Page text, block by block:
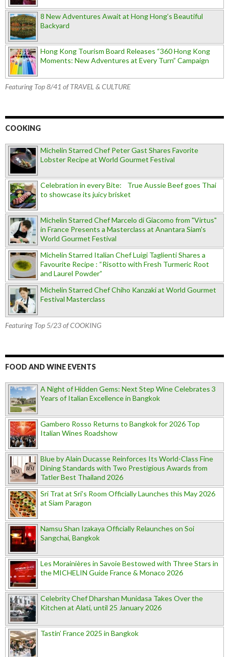
8 New Adventures Await at Hong Hong’s Beautiful
Backyard
Hong Kong Tourism Board Releases “360 Hong Kong
Moments: New Adventures at Every Turn” Campaign
Featuring Top 8/41 of TRAVEL & CULTURE
COOKING
Michelin Starred Chef Peter Gast Shares Favorite
Lobster Recipe at World Gourmet Festival
Celebration in every Bite: True Aussie Beef goes Thai
to showcase its juicy brisket
Michelin Starred Chef Marcelo di Giacomo from "Virtus"
in France Presents a Masterclass at Anantara Siam's
World Gourmet Festival
Michelin Starred Italian Chef Luigi Taglienti Shares a
Favourite Recipe : “Risotto with Fresh Turmeric Root
and Laurel Powder”
Michelin Starred Chef Chiho Kanzaki at World Gourmet
Festival Masterclass
Featuring Top 5/23 of COOKING
FOOD AND WINE EVENTS
A Night of Hidden Gems: Next Step Wine Celebrates 3
Years of Italian Excellence in Bangkok
Gambero Rosso Returns to Bangkok for 2026 Top
Italian Wines Roadshow
Blue by Alain Ducasse Reinforces Its World-Class Fine
Dining Standards with Two Prestigious Awards from
Tatler Best Thailand 2026
Sri Trat at Sri’s Room Officially Launches this May 2026
at Siam Paragon
Namsu Shan Izakaya Officially Relaunches on Soi
Sangchai, Bangkok
Les Morainières in Savoie Bestowed with Three Stars in
the MICHELIN Guide France & Monaco 2026
Celebrity Chef Dharshan Munidasa Takes Over the
Kitchen at Alati, until 25 January 2026
Tastin’ France 2025 in Bangkok